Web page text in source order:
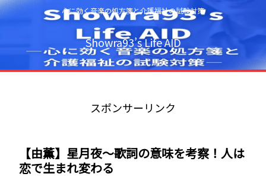
心に効く音楽の処方箋と介護福祉の試験対策
Showra93’s Life AID
スポンサーリンク
【由薫】星月夜～歌詞の意味を考察！人は
恋で生まれ変わる